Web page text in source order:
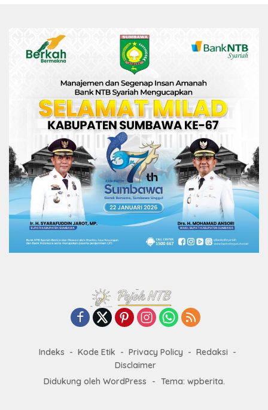
Indeks Kode Etik Privacy Policy
Redaksi
Disclaimer
Didukung oleh WordPress
- Tema: wpberita.